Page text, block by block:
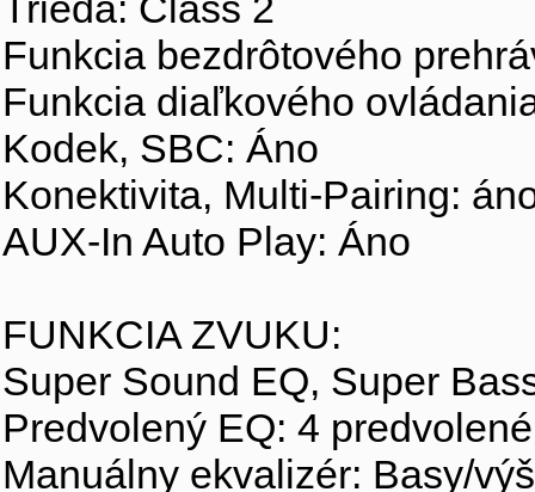
Funkcia bezdrôtového
Funkcia diaľkového
Kodek, SBC: Áno
Konektivita, Multi-Pairing:
AUX-In Auto Play: Áno
FUNKCIA ZVUKU:
Super Sound EQ, Super
Predvolený EQ: 4 predvolené
Manuálny ekvalizér: Basy/